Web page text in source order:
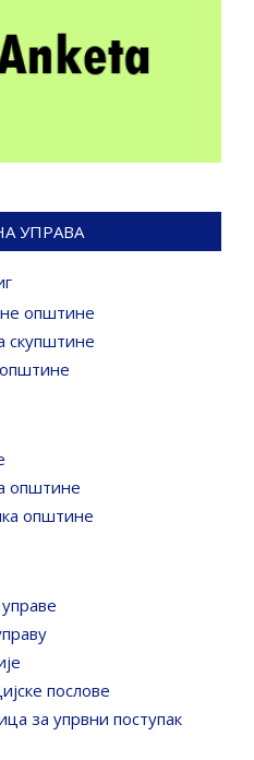
УПРАВА
општине
скупштине
општине
општине
послове
за упрвни поступак